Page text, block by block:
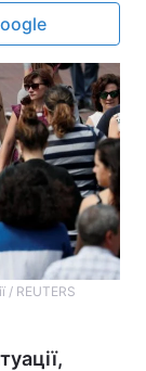
/ REUTERS